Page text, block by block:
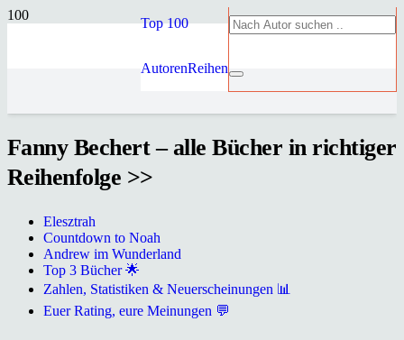
Top 100
AutorenReihen
Fanny Bechert – alle Bücher in richtiger
Reihenfolge >>
Elesztrah
Countdown to Noah
Andrew im Wunderland
Top 3 Bücher 🌟
Zahlen, Statistiken & Neuerscheinungen 📊
Euer Rating, eure Meinungen 💬